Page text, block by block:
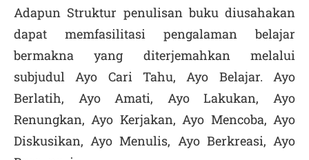
Adapun Struktur penulisan buku diusahakan
dapat memfasilitasi pengalaman belajar
bermakna yang diterjemahkan melalui
subjudul Ayo Cari Tahu, Ayo Belajar. Ayo
Berlatih, Ayo Amati, Ayo Lakukan, Ayo
Renungkan, Ayo Kerjakan, Ayo Mencoba, Ayo
Diskusikan, Ayo Menulis, Ayo Berkreasi, Ayo